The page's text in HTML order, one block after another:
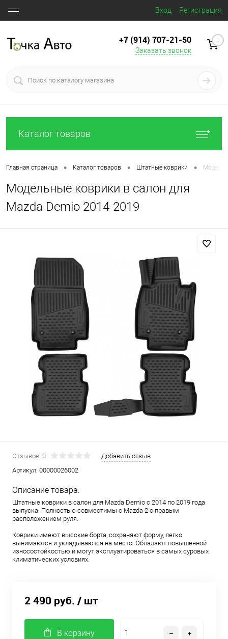
Вход Регистрация
+7 (914) 707‒21‒50
Заказать звонок
0
Каталог товаров
Главная страница • Каталог товаров • Штатные коврики •
Модельные коврики в салон для
Mazda Demio 2014-2019
Отзывов: 0
Добавить отзыв
Артикул: 00000026002
Описание товара:
Штатные коврики в салон для Mazda Demio с 2014 по 2019 года
выпуска. Полностью совместимы с Mazda 2 с правым
расположением руля.
Коврики имеют высокие борта, сохраняют форму, легко
вынимаются и укладываются на место. Обладают повышенной
износостойкостью и могут эксплуатироваться в самых суровых
климатических условиях.
2 490 руб. / шт
В корзину